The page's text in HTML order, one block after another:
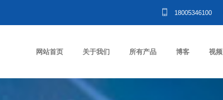
18005346100
网站首页 关于我们 所有产品 博客 视频